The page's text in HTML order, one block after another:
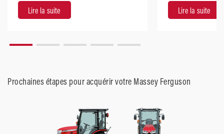
robustes.
Lire la suite Lire la suite
Prochaines étapes pour acquérir votre Massey Ferguson